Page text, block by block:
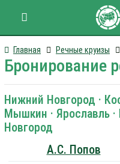
Главная Речные круизы
Бронирование
Нижний Новгород ·
Мышкин · Ярославль
Новгород
А.С. Попов